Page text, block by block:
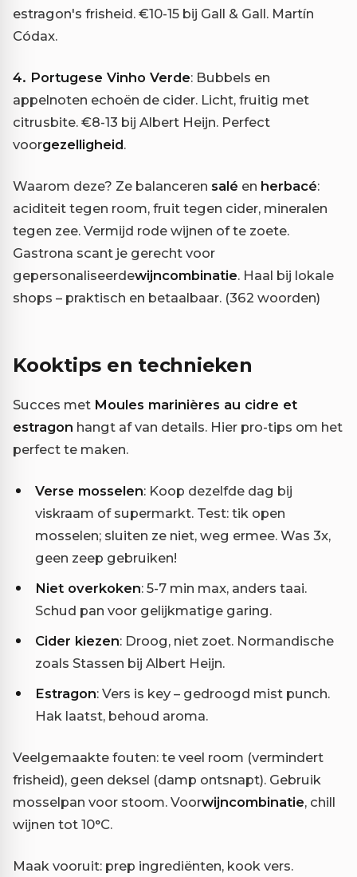
estragon's frisheid. €10-15 bij Gall & Gall. Martín
Códax.
4. Portugese Vinho Verde: Bubbels en
appelnoten echoën de cider. Licht, fruitig met
citrusbite. €8-13 bij Albert Heijn. Perfect
voorgezelligheid.
Waarom deze? Ze balanceren salé en herbacé:
aciditeit tegen room, fruit tegen cider, mineralen
tegen zee. Vermijd rode wijnen of te zoete.
Gastrona scant je gerecht voor
gepersonaliseerdewijncombinatie. Haal bij lokale
shops – praktisch en betaalbaar. (362 woorden)
Kooktips en technieken
Succes met Moules marinières au cidre et
estragon hangt af van details. Hier pro-tips om het
perfect te maken.
Verse mosselen: Koop dezelfde dag bij
viskraam of supermarkt. Test: tik open
mosselen; sluiten ze niet, weg ermee. Was 3x,
geen zeep gebruiken!
Niet overkoken: 5-7 min max, anders taai.
Schud pan voor gelijkmatige garing.
Cider kiezen: Droog, niet zoet. Normandische
zoals Stassen bij Albert Heijn.
Estragon: Vers is key – gedroogd mist punch.
Hak laatst, behoud aroma.
Veelgemaakte fouten: te veel room (vermindert
frisheid), geen deksel (damp ontsnapt). Gebruik
mosselpan voor stoom. Voorwijncombinatie, chill
wijnen tot 10°C.
Maak vooruit: prep ingrediënten, kook vers.